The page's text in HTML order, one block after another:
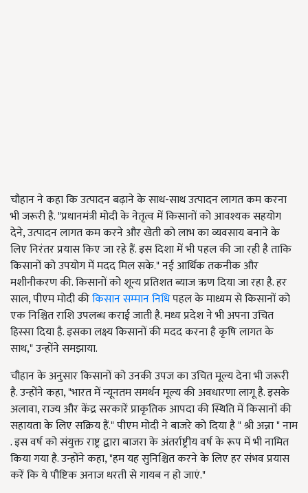
चौहान ने कहा कि उत्पादन बढ़ाने के साथ-साथ उत्पादन लागत कम करना
भी जरूरी है. "प्रधानमंत्री मोदी के नेतृत्व में किसानों को आवश्यक सहयोग
देने, उत्पादन लागत कम करने और खेती को लाभ का व्यवसाय बनाने के
लिए निरंतर प्रयास किए जा रहे हैं. इस दिशा में भी पहल की जा रही है ताकि
किसानों को उपयोग में मदद मिल सके." नई आर्थिक तकनीक और
मशीनीकरण की. किसानों को शून्य प्रतिशत ब्याज ऋण दिया जा रहा है. हर
साल, पीएम मोदी कीकिसान सम्मान निधिपहल के माध्यम से किसानों को
एक निश्चित राशि उपलब्ध कराई जाती है. मध्य प्रदेश ने भी अपना उचित
हिस्सा दिया है. इसका लक्ष्य किसानों की मदद करना है कृषि लागत के
साथ," उन्होंने समझाया.
चौहान के अनुसार किसानों को उनकी उपज का उचित मूल्य देना भी जरूरी
है. उन्होंने कहा, "भारत में न्यूनतम समर्थन मूल्य की अवधारणा लागू है. इसके
अलावा, राज्य और केंद्र सरकारें प्राकृतिक आपदा की स्थिति में किसानों की
सहायता के लिए सक्रिय हैं." पीएम मोदी ने बाजरे को दिया है " श्री अन्ना " नाम
. इस वर्ष को संयुक्त राष्ट्र द्वारा बाजरा के अंतर्राष्ट्रीय वर्ष के रूप में भी नामित
किया गया है. उन्होंने कहा, "हम यह सुनिश्चित करने के लिए हर संभव प्रयास
करें कि ये पौष्टिक अनाज धरती से गायब न हो जाएं."